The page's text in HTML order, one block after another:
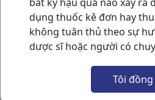
dụng thuốc kê đơn hay
không tuân thủ theo sự
dược sĩ hoặc người có
Tôi đồng
đã đặt .
Sau khi kiểm tra hoàn tất,
toán đúng số tiền đã xác
liên hệ xác nhận trước đó
của chúng tôi hoặc đơn vị
Có thể chọn chuyển khoản